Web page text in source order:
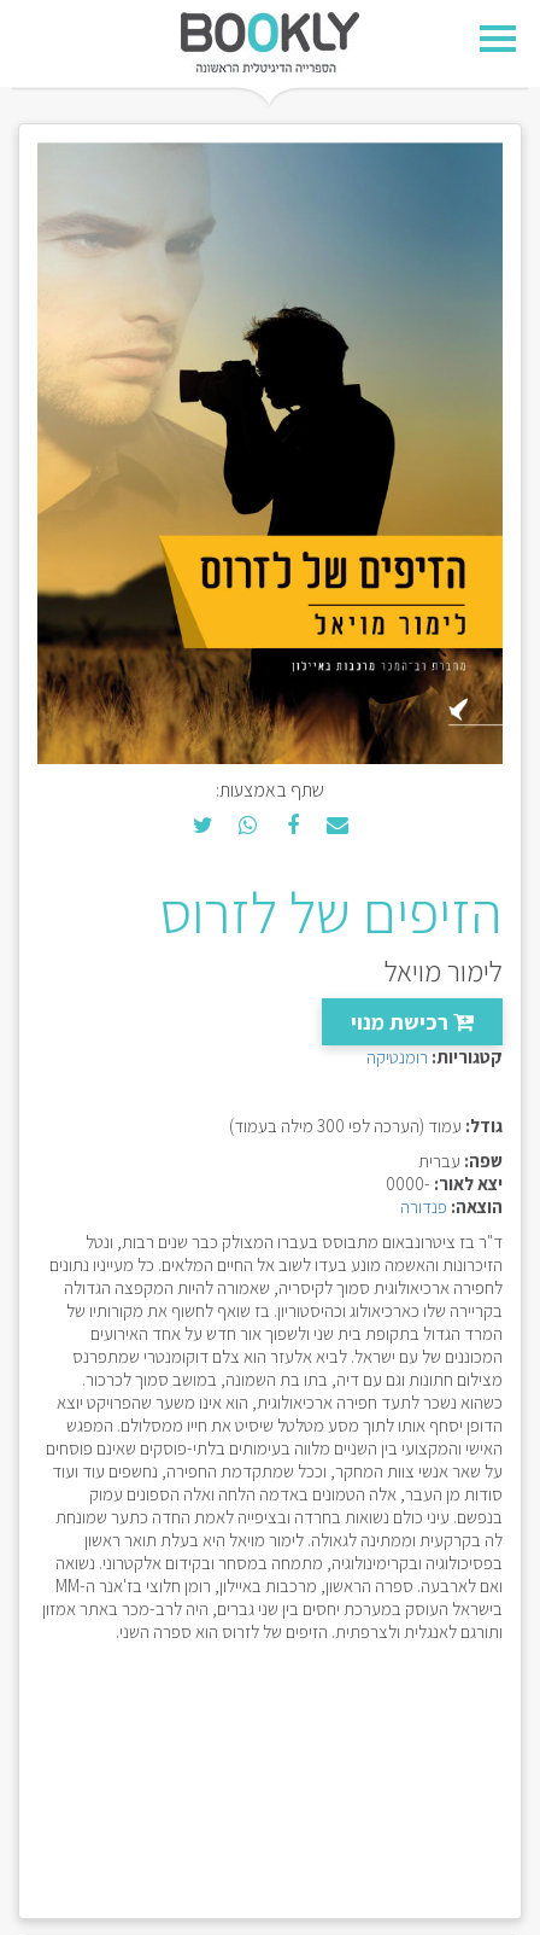
שתף באמצעות:
הזיפים של לזרוס
לימור מויאל
רכישת מנוי
קטגוריות: רומנטיקה
גודל: עמוד (הערכה לפי 300 מילה בעמוד)
שפה: עברית
יצא לאור: -0000
הוצאה: פנדורה
ד"ר בז ציטרונבאום מתבוסס בעברו המצולק כבר שנים רבות, ונטל
הזיכרונות והאשמה מונע בעדו לשוב אל החיים המלאים. כל מעייניו נתונים
לחפירה ארכיאולוגית סמוך לקיסריה, שאמורה להיות המקפצה הגדולה
בקריירה שלו כארכיאולוג וכהיסטוריון. בז שואף לחשוף את מקורותיו של
המרד הגדול בתקופת בית שני ולשפוך אור חדש על אחד האירועים
המכוננים של עם ישראל. לביא אלעזר הוא צלם דוקומנטרי שמתפרנס
מצילום חתונות וגם עם דיה, בתו בת השמונה, במושב סמוך לכרכור.
כשהוא נשכר לתעד חפירה ארכיאולוגית, הוא אינו משער שהפרויקט יוצא
הדופן יסחף אותו לתוך מסע מטלטל שיסיט את חייו ממסלולם. המפגש
האישי והמקצועי בין השניים מלווה בעימותים בלתי-פוסקים שאינם פוסחים
על שאר אנשי צוות המחקר, וככל שמתקדמת החפירה, נחשפים עוד ועוד
סודות מן העבר, אלה הטמונים באדמה הלחה ואלה הספונים עמוק
בנפשם. עיני כולם נשואות בחרדה ובציפייה לאמת החדה כתער שמונחת
לה בקרקעית וממתינה לגאולה. לימור מויאל היא בעלת תואר ראשון
בפסיכולוגיה ובקרימינולוגיה, מתמחה במסחר ובקידום אלקטרוני. נשואה
ואם לארבעה. ספרה הראשון, מרכבות באיילון, רומן חלוצי בז'אנר ה-MM
בישראל העוסק במערכת יחסים בין שני גברים, היה לרב-מכר באתר אמזון
ותורגם לאנגלית ולצרפתית. הזיפים של לזרוס הוא ספרה השני.